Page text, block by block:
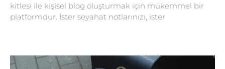
kitlesi ile kişisel blog oluşturmak için mükemmel bir
platformdur. İster seyahat notlarınızı, ister